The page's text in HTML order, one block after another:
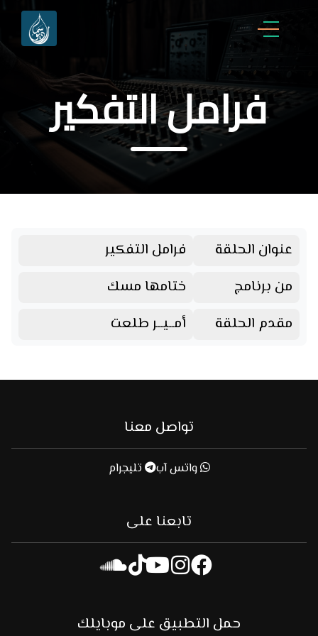
فرامل التفكير
عنوان الحلقة
فرامل التفكير
من برنامج
ختامها مسك
مقدم الحلقة
أمــيــر طلعت
تواصل معنا
واتس آب تليجرام
تابعنا على
حمل التطبيق على موبايلك